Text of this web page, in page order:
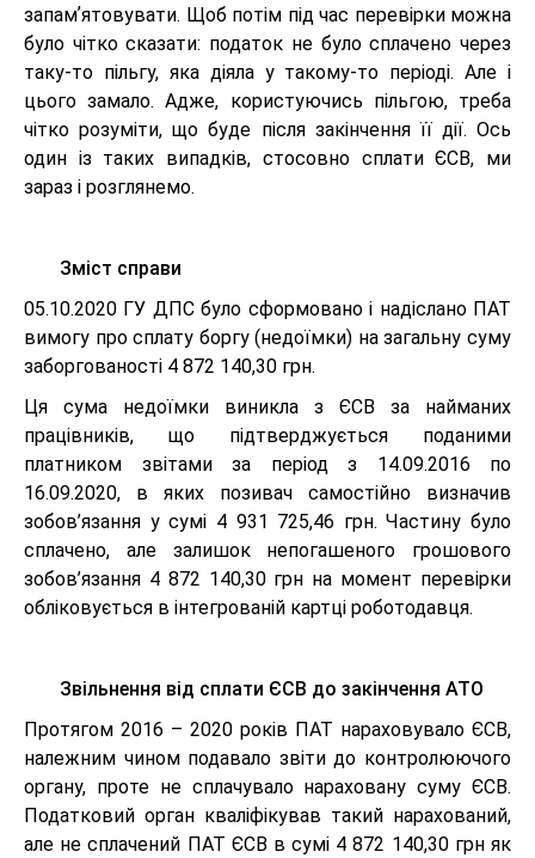
запамʼятовувати. Щоб потім під час перевірки можна
було чітко сказати: податок не було сплачено через
таку-то пільгу, яка діяла у такому-то періоді. Але і
цього замало. Адже, користуючись пільгою, треба
чітко розуміти, що буде після закінчення її дії. Ось
один із таких випадків, стосовно сплати ЄСВ, ми
зараз і розглянемо.
Зміст справи
05.10.2020 ГУ ДПС було сформовано і надіслано ПАТ
вимогу про сплату боргу (недоїмки) на загальну суму
заборгованості 4 872 140,30 грн.
Ця сума недоїмки виникла з ЄСВ за найманих
працівників, що підтверджується поданими
платником звітами за період з 14.09.2016 по
16.09.2020, в яких позивач самостійно визначив
зобов’язання у сумі 4 931 725,46 грн. Частину було
сплачено, але залишок непогашеного грошового
зобов’язання 4 872 140,30 грн на момент перевірки
обліковується в інтегрованій картці роботодавця.
Звільнення від сплати ЄСВ до закінчення АТО
Протягом 2016 – 2020 років ПАТ нараховувало ЄСВ,
належним чином подавало звіти до контролюючого
органу, проте не сплачувало нараховану суму ЄСВ.
Податковий орган кваліфікував такий нарахований,
але не сплачений ПАТ ЄСВ в сумі 4 872 140,30 грн як